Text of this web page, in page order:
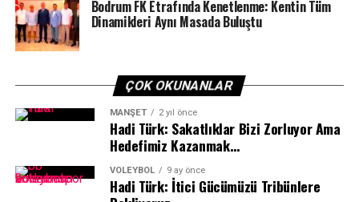
Genç oyuncu vurgusu yapan Bodrum FK Başkanı Taner
Ankara, “Çok iyi bir kamp dönemi geçirdik, verimli bir
dönemdi. Ayrı iki kamp dönemi oldu, 3 günlük bir
dinlenme süremiz vardı. Yeni katılacak arkadaşların
Bodrum FK Etrafında Kenetlenme: Kentin Tüm
Dinamikleri Aynı Masada Buluştu
ÇOK OKUNANLAR
MANŞET 2 yıl önce
Hadi Türk: Sakatlıklar Bizi Zorluyor Ama
Hedefimiz Kazanmak…
VOLEYBOL 9 ay önce
Hadi Türk: İtici Gücümüzü Tribünlere